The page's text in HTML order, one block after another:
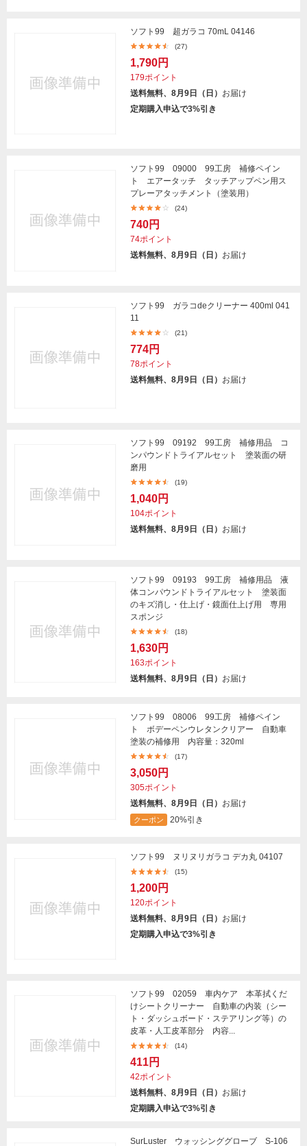
ソフト99 超ガラコ 70mL 04146
(27)
1,790円
179ポイント
送料無料、8月9日（日） お届け
定期購入申込で3%引き
ソフト99 09000 99工房 補修ペイン
ト エアータッチ タッチアップペン用ス
プレーアタッチメント（塗装用）
(24)
740円
74ポイント
送料無料、8月9日（日） お届け
ソフト99 ガラコdeクリーナー 400ml 041
11
(21)
774円
78ポイント
送料無料、8月9日（日） お届け
ソフト99 09192 99工房 補修用品 コ
ンパウンドトライアルセット 塗装面の研
磨用
(19)
1,040円
104ポイント
送料無料、8月9日（日） お届け
ソフト99 09193 99工房 補修用品 液
体コンパウンドトライアルセット 塗装面
のキズ消し・仕上げ・鏡面仕上げ用 専用
スポンジ
(18)
1,630円
163ポイント
送料無料、8月9日（日） お届け
ソフト99 08006 99工房 補修ペイン
ト ボデーペンウレタンクリアー 自動車
塗装の補修用 内容量：320ml
(17)
3,050円
305ポイント
送料無料、8月9日（日） お届け
クーポン 20%引き
ソフト99 ヌリヌリガラコ デカ丸 04107
(15)
1,200円
120ポイント
送料無料、8月9日（日） お届け
定期購入申込で3%引き
ソフト99 02059 車内ケア 本革拭くだ
けシートクリーナー 自動車の内装（シー
ト・ダッシュボード・ステアリング等）の
皮革・人工皮革部分 内容...
(14)
411円
42ポイント
送料無料、8月9日（日） お届け
定期購入申込で3%引き
SurLuster ウォッシンググローブ S-106